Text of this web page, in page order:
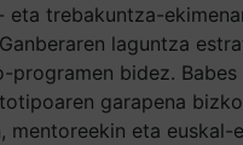
eta trebakuntza-
laguntza
programen bidez.
garapena
mentoreekin eta euskal-